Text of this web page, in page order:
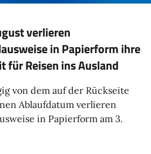
verlieren
in Papierform ihre
für Reisen ins Ausland
von dem auf der Rückseite
Ablaufdatum verlieren
in Papierform am 3.